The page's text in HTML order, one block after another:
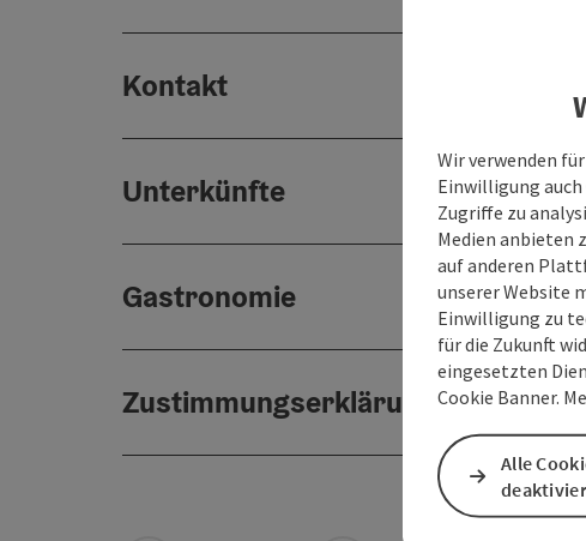
Kontakt
Unterkünfte
Gastronomie
Zustimmungserklärung
Wir verwenden
Einwilligung
Zugriffe zu
Medien anbieten
auf anderen
unserer Website
Einwilligung zu
für die Zukunft
eingesetzten
Cookie Banner.
Alle